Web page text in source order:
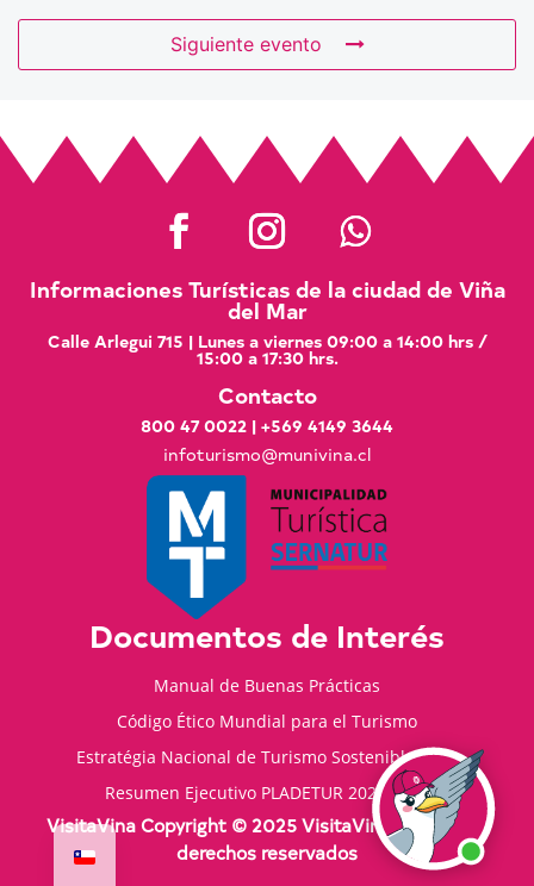
Siguiente evento
Informaciones Turísticas de la ciudad de Viña
del Mar
Calle Arlegui 715 | Lunes a viernes 09:00 a 14:00 hrs /
15:00 a 17:30 hrs.
Contacto
800 47 0022 | +569 4149 3644
infoturismo@munivina.cl
Documentos de Interés
Manual de Buenas Prácticas
Código Ético Mundial para el Turismo
Estratégia Nacional de Turismo Sostenible 2035
Resumen Ejecutivo PLADETUR 2025-2023
VisitaVina Copyright © 2025 VisitaVina - Todos los
derechos reservados